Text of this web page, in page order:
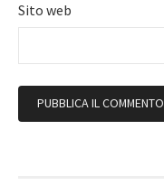
Sito web